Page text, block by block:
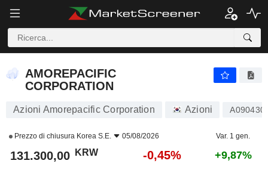
AMOREPACIFIC
CORPORATION
Azioni Amorepacific Corporation Azioni A090430
Prezzo di chiusura Korea S.E. 05/08/2026 Var. 1 gen.
131.300,00 KRW -0,45% +9,87%